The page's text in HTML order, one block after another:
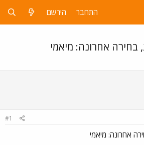
התחבר הירשם
אחרונה: מיאמי
#1
אחרונה: מיאמי